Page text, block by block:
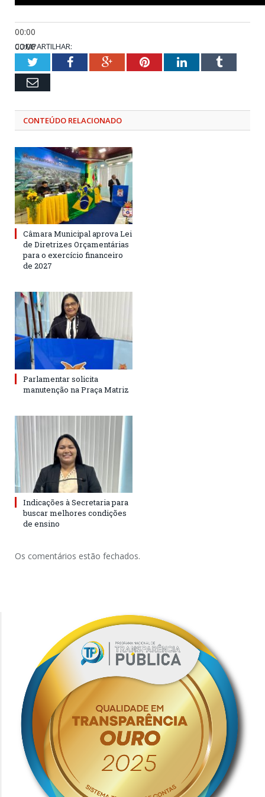
00:00
00:00
01:46
COMPARTILHAR:
TwitterFacebookGoogle+PinterestLinkedInTumblr
Email
CONTEÚDO RELACIONADO
Câmara Municipal aprova Lei
de Diretrizes Orçamentárias
para o exercício financeiro
de 2027
Parlamentar solicita
manutenção na Praça Matriz
Indicações à Secretaria para
buscar melhores condições
de ensino
Os comentários estão fechados.